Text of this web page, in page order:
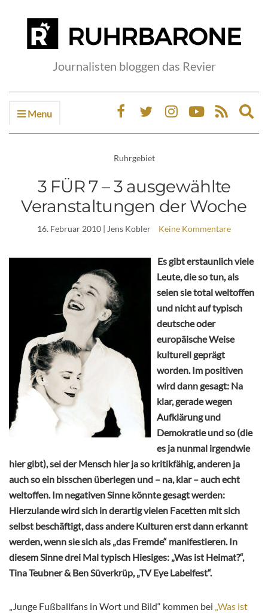
Journalisten bloggen das Revier
Menu
Ruhrgebiet
3 FÜR 7 – 3 ausgewählte
Veranstaltungen der Woche
16. Februar 2010 | Jens Kobler Keine Kommentare
Es gibt erstaunlich viele
Leute, die so tun, als
seien sie total weltoffen
und nicht auf typisch
deutsche oder
europäische Weise
kulturell geprägt
worden. Im positiven
wird dann gesagt: Na
klar, gerade wegen
Aufklärung und
Demokratie und so (die
es ja nunmal irgendwie
hier gibt), sei der Mensch hier ja so kritikfähig, anderen ja
auch so ein bisschen überlegen und – na, klar – auch echt
weltoffen. Im negativen Sinne könnte gesagt werden:
Hierzulande wird sich in derartig vielen Facetten mit sich
selbst beschäftigt, dass andere Kulturen erst dann erkannt
werden, wenn sie sich als „das Fremde“ manifestieren. In
diesem Sinne drei Mal typisch Hiesiges: „Was ist Heimat?“,
Tina Teubner & Ben Süverkrüp, „TV Eye Labelfest“.
„Junge Fußballfans in Wort und Bild“ kommen bei „Was ist